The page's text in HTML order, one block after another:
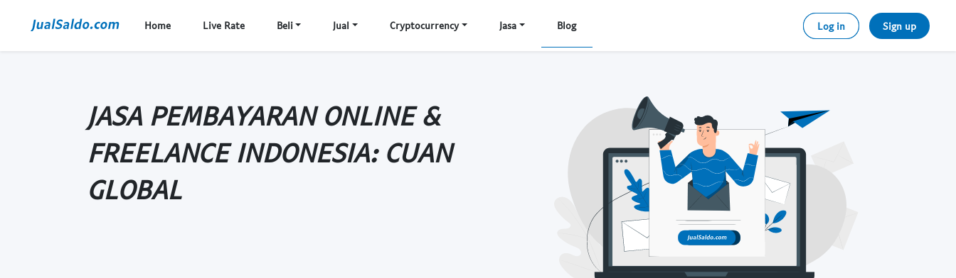
Home Live Rate Beli Jual Cryptocurrency Jasa Blog Log in Sign up
JASA PEMBAYARAN ONLINE &
FREELANCE INDONESIA: CUAN
GLOBAL